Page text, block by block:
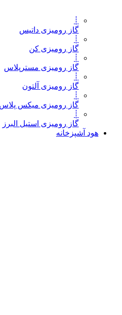
┊
گاز رومیزی داتیس
┊
گاز رومیزی کن
┊
گاز رومیزی مسترپلاس
┊
گاز رومیزی آلتون
┊
گاز رومیزی میکس پلاس
┊
گاز رومیزی استیل البرز
هود آشپزخانه